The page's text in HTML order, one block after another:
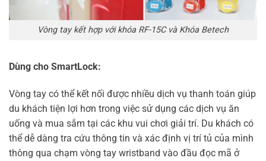
Vòng tay kết hợp với khóa RF-15C và Khóa Betech
Dùng cho SmartLock:
Vòng tay có thể kết nối được nhiều dịch vụ thanh toán giúp
du khách tiện lợi hơn trong việc sử dụng các dịch vụ ăn
uống và mua sắm tại các khu vui chơi giải trí. Du khách có
thể dễ dàng tra cứu thông tin và xác định vị trí tủ của mình
thông qua chạm vòng tay wristband vào đầu đọc mã ở